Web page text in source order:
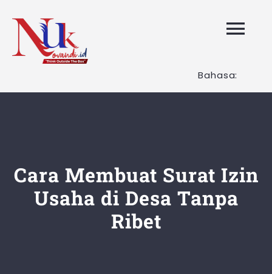
content
HOME
Artikel
Bahasa:
Cara Membuat Surat Izin
Usaha di Desa Tanpa
Ribet